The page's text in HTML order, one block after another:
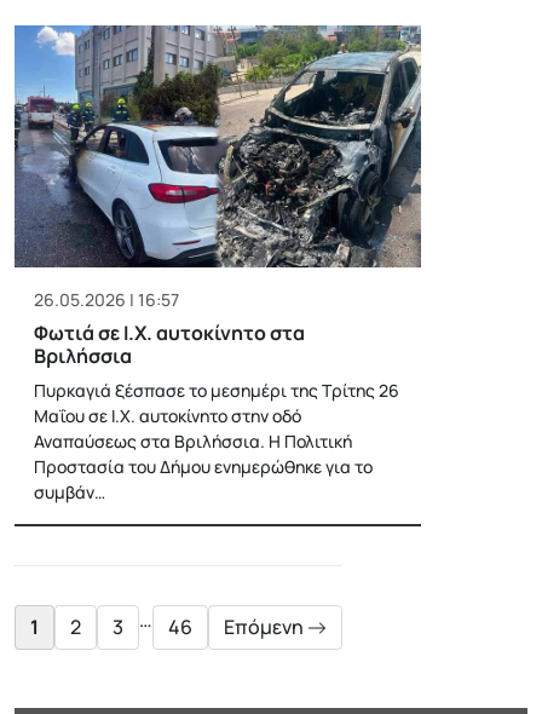
26.05.2026 | 16:57
Φωτιά σε Ι.Χ. αυτοκίνητο στα
Βριλήσσια
Πυρκαγιά ξέσπασε τo μεσημέρι της Τρίτης 26
Μαΐου σε Ι.Χ. αυτοκίνητο στην οδό
Αναπαύσεως στα Βριλήσσια. Η Πολιτική
Προστασία του Δήμου ενημερώθηκε για το
συμβάν…
1 2 3 … 46 Επόμενη